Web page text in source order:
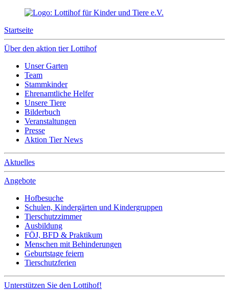
Startseite
Über den aktion tier Lottihof
Unser Garten
Team
Stammkinder
Ehrenamtliche Helfer
Unsere Tiere
Bilderbuch
Veranstaltungen
Presse
Aktion Tier News
Aktuelles
Angebote
Hofbesuche
Schulen, Kindergärten und Kindergruppen
Tierschutzzimmer
Ausbildung
FÖJ, BFD & Praktikum
Menschen mit Behinderungen
Geburtstage feiern
Tierschutzferien
Unterstützen Sie den Lottihof!